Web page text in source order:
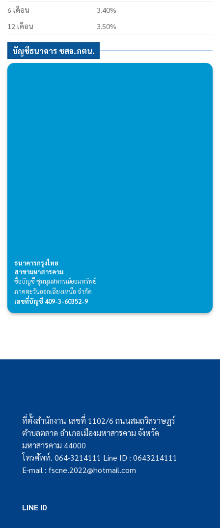
6 เดือน
3.40%
12 เดือน
3.50%
บัญชีธนาคาร ชสอ.ภตน.
ธนาคารกรุงไทย
สาขามหาสารคาม
ชื่อบัญชี ชุมนุมสหกรณ์ออมทรัพย์
ภาคตะวันออกเฉียงเหนือ จำกัด
เลขที่บัญชี 409-3-60352-9
ที่ตั้งสำนักงาน เลขที่ 1102/6 ถนนสมถวิลราษฏร์
ตำบลตลาด อำเภอเมืองมหาสารคาม จังหวัด
มหาสารคาม 44000
โทรศัพท์. 064-3214111 Line ID : 0643214111
E-mail : fscne.2022@hotmail.com
LINE ID